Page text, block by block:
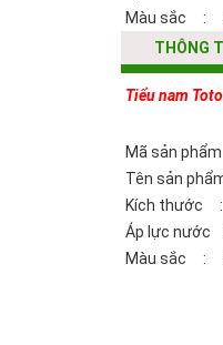
Màu sắc :
THÔNG
Tiểu nam
Mã sản
Tên sản
Kích thước
Áp lực nước
Màu sắc :